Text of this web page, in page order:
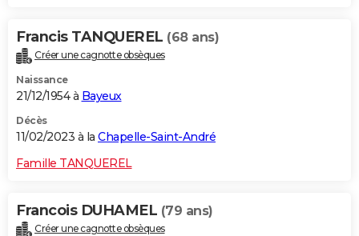
Francis TANQUEREL (68 ans)
Créer une cagnotte obsèques
Naissance
21/12/1954 à Bayeux
Décès
11/02/2023 à la Chapelle-Saint-André
Famille TANQUEREL
Francois DUHAMEL (79 ans)
Créer une cagnotte obsèques